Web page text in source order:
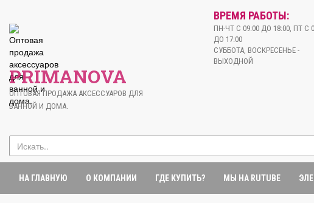
PRIMANOVA
ОПТОВАЯ ПРОДАЖА АКСЕССУАРОВ ДЛЯ
ВАННОЙ И ДОМА.
ВРЕМЯ РАБОТЫ:
ПН-ЧТ С 09:00 ДО 18:00, ПТ С
ДО 17:00
СУББОТА, ВОСКРЕСЕНЬЕ -
ВЫХОДНОЙ
НА ГЛАВНУЮ О КОМПАНИИ ГДЕ КУПИТЬ? МЫ НА RUTUBE